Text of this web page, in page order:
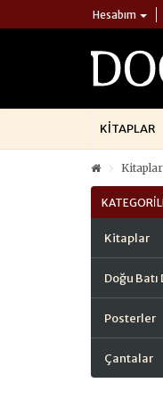
Hesabım
KITAPLAR
Kitaplar
Kitaplar
Doğu
Posterler
Çantalar